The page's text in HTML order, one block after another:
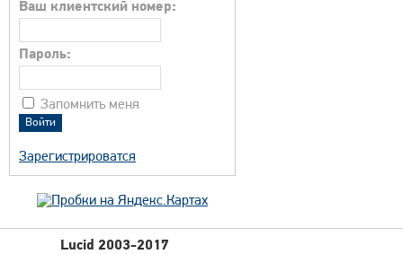
Ваш клиентский номер:
Пароль:
Запомнить меня
Зарегистрироватся
Lucid 2003-2017